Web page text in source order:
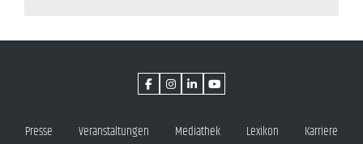
Presse Veranstaltungen Mediathek Lexikon Karriere